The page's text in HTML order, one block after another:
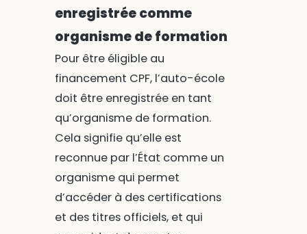
enregistrée comme
organisme de formation
Pour être éligible au
financement CPF, l’auto-école
doit être enregistrée en tant
qu’organisme de formation.
Cela signifie qu’elle est
reconnue par l’État comme un
organisme qui permet
d’accéder à des certifications
et des titres officiels, et qui